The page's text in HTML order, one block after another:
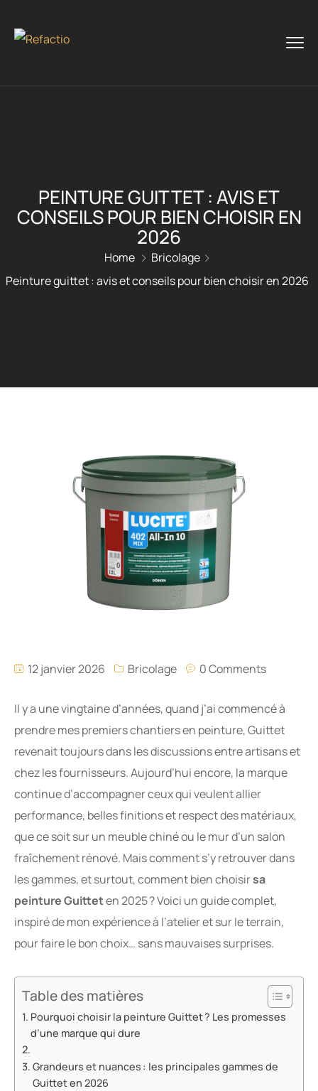
PEINTURE GUITTET : AVIS ET
CONSEILS POUR BIEN CHOISIR EN
2026
Home
Bricolage
Peinture guittet : avis et conseils pour bien choisir en 2026
12 janvier 2026 Bricolage 0 Comments
Il y a une vingtaine d’années, quand j’ai commencé à
prendre mes premiers chantiers en peinture, Guittet
revenait toujours dans les discussions entre artisans et
chez les fournisseurs. Aujourd’hui encore, la marque
continue d’accompagner ceux qui veulent allier
performance, belles finitions et respect des matériaux,
que ce soit sur un meuble chiné ou le mur d’un salon
fraîchement rénové. Mais comment s’y retrouver dans
les gammes, et surtout, comment bien choisirsa
peinture Guitteten 2025 ? Voici un guide complet,
inspiré de mon expérience à l’atelier et sur le terrain,
pour faire le bon choix… sans mauvaises surprises.
Table des matières
Pourquoi choisir la peinture Guittet ? Les promesses
d’une marque qui dure
Grandeurs et nuances : les principales gammes de
Guittet en 2026